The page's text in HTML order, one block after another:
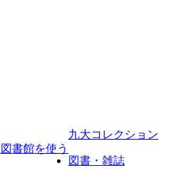
図書館を使う
九大コレクション
図書・雑誌